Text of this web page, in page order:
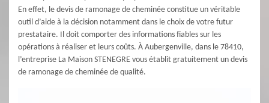
En effet, le devis de ramonage de cheminée constitue un véritable
outil d’aide à la décision notamment dans le choix de votre futur
prestataire. Il doit comporter des informations fiables sur les
opérations à réaliser et leurs coûts. À Aubergenville, dans le 78410,
l’entreprise La Maison STENEGRE vous établit gratuitement un devis
de ramonage de cheminée de qualité.